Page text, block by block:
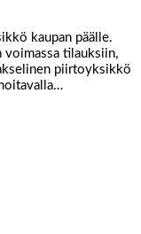
kaupan päälle.
voimassa tilauksiin,
piirtoyksikkö